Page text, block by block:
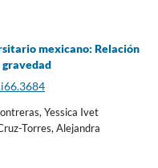
mexicano: Relación
Yessica Ivet
Torres, Alejandra